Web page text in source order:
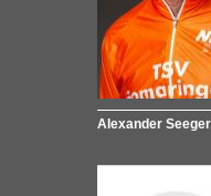
Alexander Seeger